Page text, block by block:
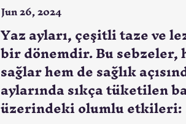
Jun 26, 2024
Yaz ayları, çeşitli taze ve
bir dönemdir. Bu sebzeler,
sağlar hem de sağlık
aylarında sıkça tüketilen
üzerindeki olumlu etkileri: